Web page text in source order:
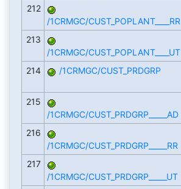
212
/1CRMGC/CUST_POPLANT____RR
213
/1CRMGC/CUST_POPLANT____UT
214
/1CRMGC/CUST_PRDGRP
215
/1CRMGC/CUST_PRDGRP_____AD
216
/1CRMGC/CUST_PRDGRP_____RR
217
/1CRMGC/CUST_PRDGRP_____UT